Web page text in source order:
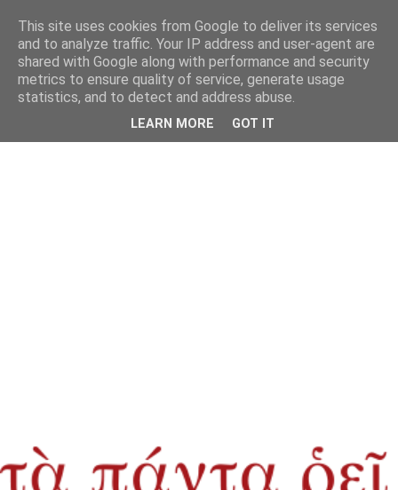
This site uses cookies from Google to deliver its services
and to analyze traffic. Your IP address and user-agent are
shared with Google along with performance and security
metrics to ensure quality of service, generate usage
statistics, and to detect and address abuse.
LEARN MORE GOT IT